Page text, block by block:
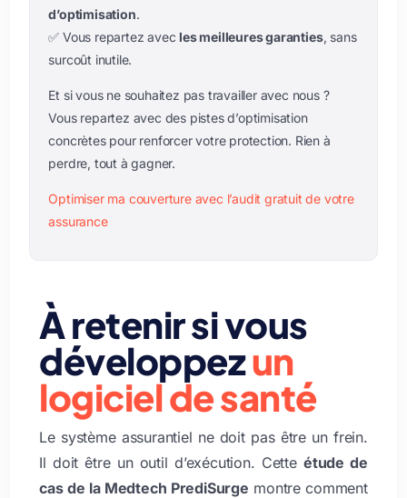
d’optimisation.
✅ Vous repartez avec les meilleures garanties, sans
surcoût inutile.
Et si vous ne souhaitez pas travailler avec nous ?
Vous repartez avec des pistes d’optimisation
concrètes pour renforcer votre protection. Rien à
perdre, tout à gagner.
Optimiser ma couverture avec l’audit gratuit de votre
assurance
À retenir si vous
développezun
logiciel de santé
Le système assurantiel ne doit pas être un frein.
Il doit être un outil d’exécution. Cetteétude de
cas de la Medtech PrediSurge montre comment